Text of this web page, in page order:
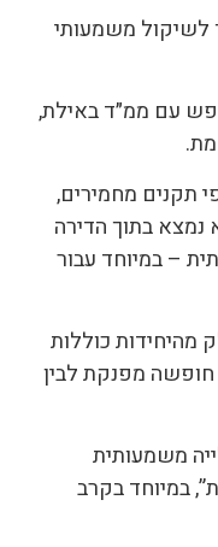
לשיקול משמעותי
עם ממ״ד באילת,
תקנים מחמירים,
נמצא בתוך הדירה
– במיוחד עבור
מהיחידות כוללות
מפנקת לבין
משמעותית
במיוחד בקרב